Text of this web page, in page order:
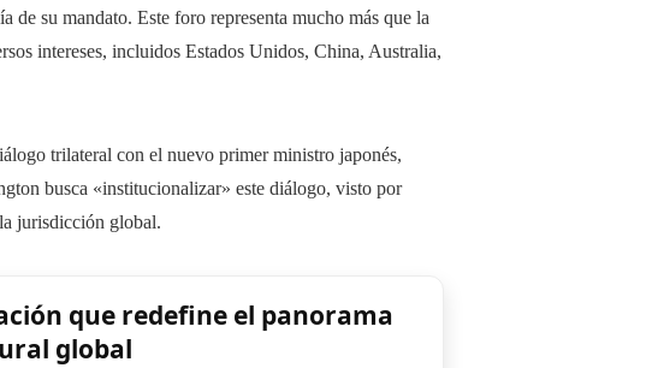
su mandato. Este foro representa mucho más que la
intereses, incluidos Estados Unidos, China, Australia,
trilateral con el nuevo primer ministro japonés,
busca «institucionalizar» este diálogo, visto por
jurisdicción global.
que redefine el panorama
global